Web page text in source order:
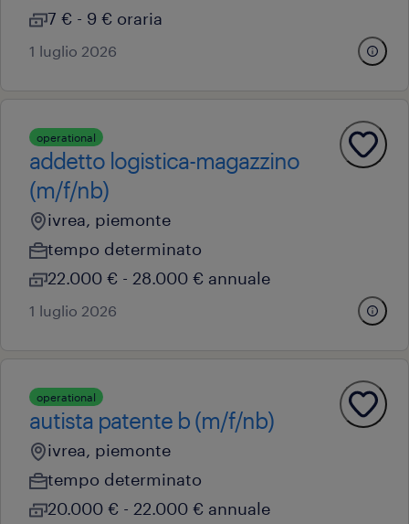
7 € - 9 € oraria
1 luglio 2026
operational
addetto logistica-magazzino
(m/f/nb)
ivrea, piemonte
tempo determinato
22.000 € - 28.000 € annuale
1 luglio 2026
operational
autista patente b (m/f/nb)
ivrea, piemonte
tempo determinato
20.000 € - 22.000 € annuale